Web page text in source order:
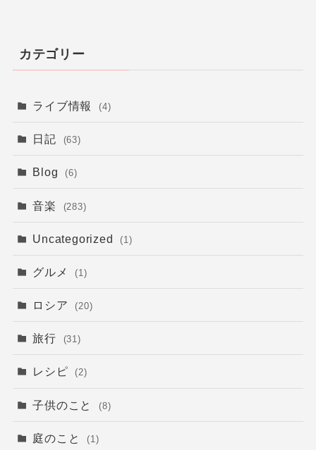
カテゴリー
ライブ情報 (4)
日記 (63)
Blog (6)
音楽 (283)
Uncategorized (1)
グルメ (1)
ロシア (20)
旅行 (31)
レシピ (2)
子供のこと (8)
庭のこと (1)